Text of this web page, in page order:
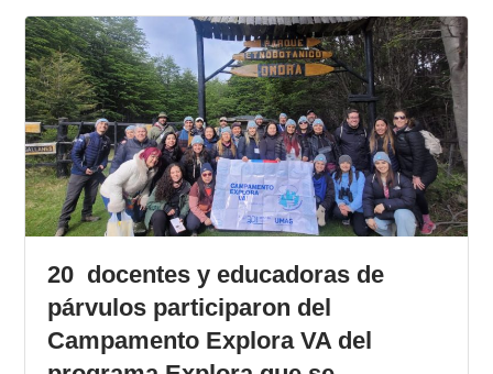
20 docentes y educadoras de
párvulos participaron del
Campamento Explora VA del